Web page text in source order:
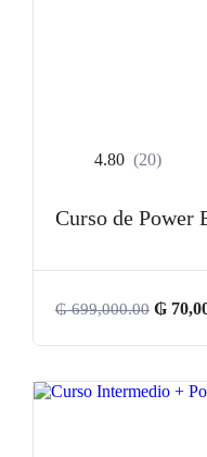
4.80 (20)
Curso de Power
₲699,000.00 ₲